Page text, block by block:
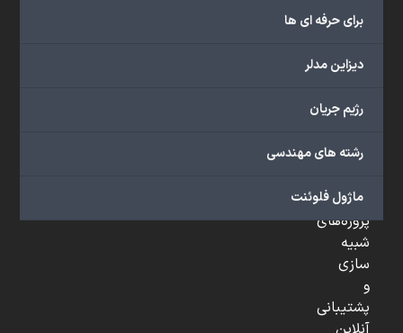
برای حرفه ای ها
دیزاین مدلر
رژیم جریان
رشته های مهندسی
ماژول فلوئنت
گروه
شامل
آموزشی،
آموزشی،
تخصصی،
پروژه‌های
شبیه
سازی
و
پشتیبانی